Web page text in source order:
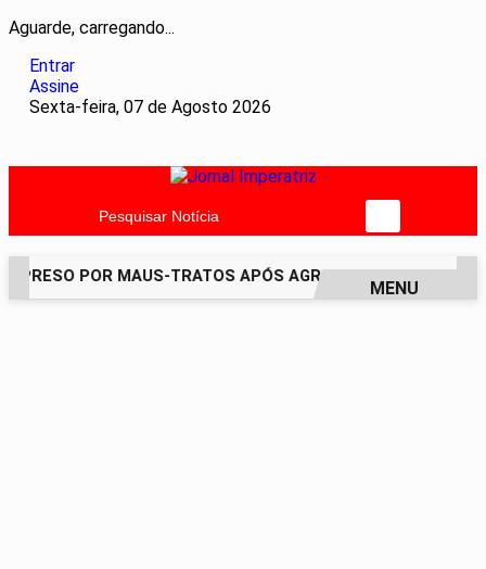
Aguarde, carregando...
Entrar
Assine
Sexta-feira, 07 de Agosto 2026
Pesquisar Notícia
PRESO POR MAUS-TRATOS APÓS AGREDIR GRAVEMENTE
MENU